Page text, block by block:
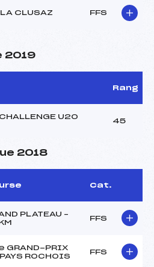
LA CLUSAZ FFS
2019
Rang
U20
45
2018
Cat.
PLATEAU –
FFS
GRAND-PRIX
ROCHOIS
FFS